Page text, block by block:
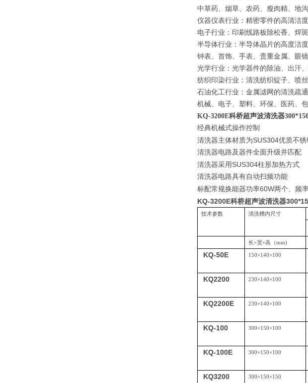
中草药、烟草、农药、瘦肉精、地
仪器仪表行业：精密零件的高清洁
电子行业：印刷线路板除松香、焊
半导体行业：半导体晶片的高度洁
钟表、首饰、手表、贵重金属、眼
光学行业：光学器件的除油、出汗
纺织印染行业：清洗纺织锭子、喷
石油化工行业：金属滤网的清洗疏
机械、电子、塑料、环保、医药、
KQ-3200E科桥超声波清洗器
经典机械式操作控制
清洗器主体材质为SUS304优质不锈
清洗器电路及器件全面升级并匹配
清洗器采用 SUS304柱形加热方式
清洗器电路具有自动扫频功能
标配常规换能器功率60W两个、频
KQ-3200E科桥超声波清洗器
技术参数 清洗槽内尺寸
长×宽×高（mm)
KQ-50E 150×140×100
KQ2200 230×140×100
KQ2200E 230×140×100
KQ-100 300×150×100
KQ-100E 300×150×100
KQ3200 300×150×150